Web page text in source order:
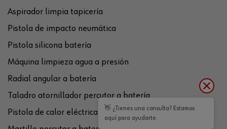
Aspirador limpia tapicería
Pistola de impacto neumática
Pistola silicona batería
Máquina limpieza agua a presión
Radial angular a batería
Taladro atornillador percutor a batería
Pistola de calor eléctrica
👋 ¿Tienes una consulta? Estamos
aquí para ayudarte.